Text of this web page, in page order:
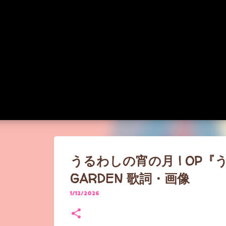
うるわしの宵の月 | OP『
GARDEN 歌詞・画像
1/12/2026